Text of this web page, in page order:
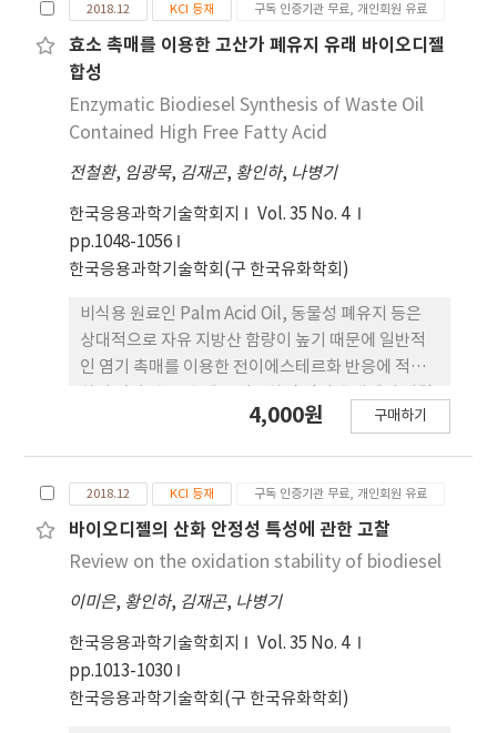
이션을 이용하여 일중 시간 별 캐노피 수광 분포와 광
합성 속도의 변화를 예측하는 것이다. 휴대용 3차원
스캐너를 이용하여 온실에서 재배되는 파프리카의 구
조 모델을 구축하였 다. 주변 개체의 유무에 따른 캐노
피 수광 분포의 변화를 보기 위하여 작물 모델 별 간격
을 60cm로 1×1, 9×9 정 방형 배치하여 광학 시뮬
레이션을 수행하였다. 광합성 속 도는 직각쌍곡선 모
델을 이용하여 계산하였다. 3차원 파 프리카 모델 표
도에 따라 서로 다른 양상을 보였다. 캐노피 총 수광량
은 9×9 배치로 주변 개체 수가 늘어남에 따라 감소하
였고, 태양 고도가 가장 높은 정오에서의 감소율이 가
장 적었다. 캐노피 광합성 속도와 CO2 소모량 역시 수
광량과 비슷한 양상을 보였으나 작물 상단부 엽의 광
합 성 속도 포화로 인해 수광량 변화에 비해 적은 감소
율을 보였다. 본 연구에서는 파프리카의 3차원 스캔
으며, 이는 추후 다 양한 재배 조건에서 작물 수광량과
광합성 속도를 예측 하는 데에 효과적으로 활용될 수
2018.12 KCI 등재 구독 인증기관 무료, 개인회원 유료
효소 촉매를 이용한 고산가 폐유지 유래 바이오디젤
합성
Enzymatic Biodiesel Synthesis of Waste Oil
Contained High Free Fatty Acid
전철환, 임광묵, 김재곤, 황인하, 나병기
한국응용과학기술학회지
Vol. 35 No. 4
pp.1048-1056
한국응용과학기술학회(구 한국유화학회)
비식용 원료인 Palm Acid Oil, 동물성 폐유지 등은
상대적으로 자유 지방산 함량이 높기 때문에 일반적
인 염기 촉매를 이용한 전이에스테르화 반응에 적합
할 수 없는 몇 가지 문제를 해결할 수 있으며, 에너지
에 대한 전이에스테르화 반응이 가능하다. 본 연구에
서는 고정화 효소 촉매를 이용하여 1 ton/day 용량
의 반응기에서 비식용 폐유지를 바이오디젤로 합성하
4,000원 구매하기
2018.12 KCI 등재 구독 인증기관 무료, 개인회원 유료
바이오디젤의 산화 안정성 특성에 관한 고찰
Review on the oxidation stability of biodiesel
이미은, 황인하, 김재곤, 나병기
한국응용과학기술학회지
Vol. 35 No. 4
pp.1013-1030
한국응용과학기술학회(구 한국유화학회)